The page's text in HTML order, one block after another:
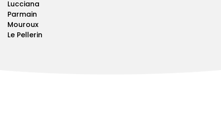
Lucciana
Parmain
Mouroux
Le Pellerin